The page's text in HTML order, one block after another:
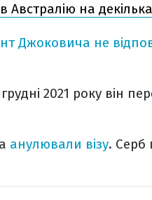
на декілька
Джоковича не
2021 року він
анулювали візу. Серб